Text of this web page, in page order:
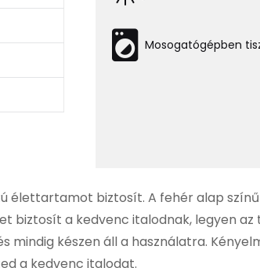
Mosogatógépben
élettartamot biztosít. A fehér alap
biztosít a kedvenc italodnak, legyen
készen áll a használatra.
a kedvenc italodat.